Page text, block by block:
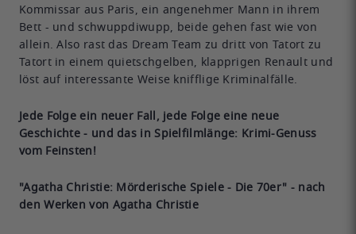
Kommissar aus Paris, ein angenehmer Mann in ihrem
Bett - und schwuppdiwupp, beide gehen fast wie von
allein. Also rast das Dream Team zu dritt von Tatort zu
Tatort in einem quietschgelben, klapprigen Renault und
löst auf interessante Weise knifflige Kriminalfälle.
Jede Folge ein neuer Fall, jede Folge eine neue
Geschichte - und das in Spielfilmlänge: Krimi-Genuss
vom Feinsten!
"Agatha Christie: Mörderische Spiele - Die 70er" - nach
den Werken von Agatha Christie